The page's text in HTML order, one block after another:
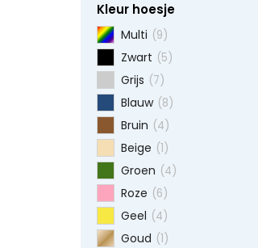
Kleur hoesje
Multi (9)
Zwart (5)
Grijs (7)
Blauw (8)
Bruin (4)
Beige (1)
Groen (4)
Roze (6)
Geel (4)
Goud (1)